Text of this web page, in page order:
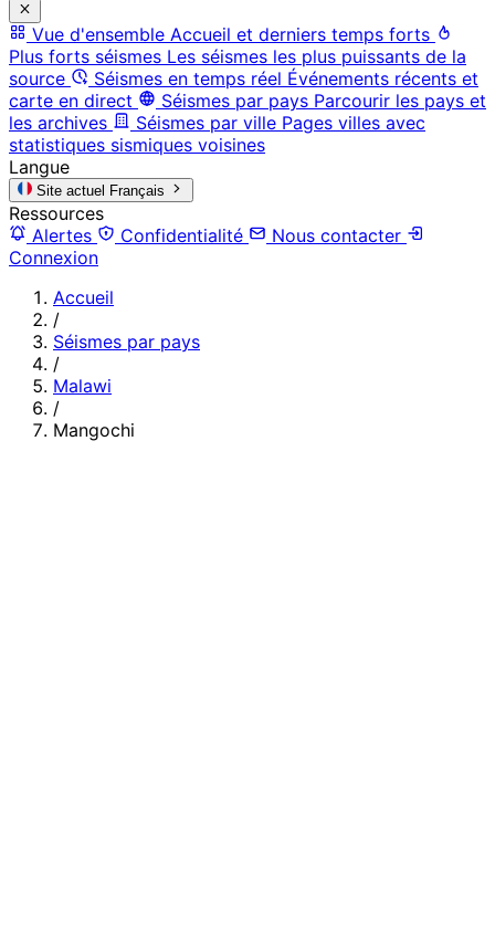
Vue d'ensemble Accueil et derniers temps forts
Plus forts séismes Les séismes les plus puissants de la
source
Séismes en temps réel Événements récents et
carte en direct
Séismes par pays Parcourir les pays et
les archives
Séismes par ville Pages villes avec
statistiques sismiques voisines
Langue
Site actuel Français
Ressources
Alertes
Confidentialité
Nous contacter
Connexion
Accueil
/
Séismes par pays
/
Malawi
/
Mangochi